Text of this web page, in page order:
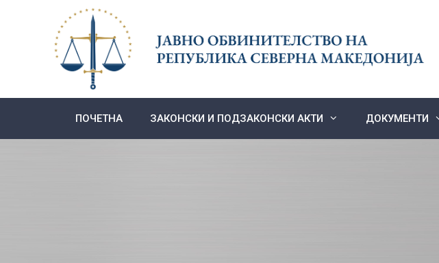
ПОЧЕТНА ЗАКОНСКИ И ПОДЗАКОНСКИ АКТИ ДОКУМЕНТИ